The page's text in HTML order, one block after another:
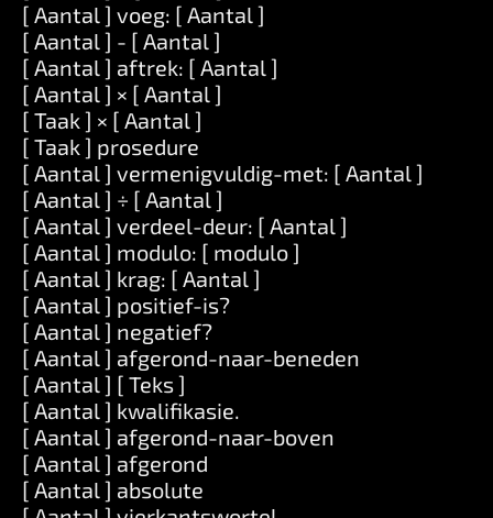
[ Aantal ] voeg: [ Aantal ]
[ Aantal ] - [ Aantal ]
[ Aantal ] aftrek: [ Aantal ]
[ Aantal ] × [ Aantal ]
[ Taak ] × [ Aantal ]
[ Taak ] prosedure
[ Aantal ] vermenigvuldig-met: [ Aantal ]
[ Aantal ] ÷ [ Aantal ]
[ Aantal ] verdeel-deur: [ Aantal ]
[ Aantal ] modulo: [ modulo ]
[ Aantal ] krag: [ Aantal ]
[ Aantal ] positief-is?
[ Aantal ] negatief?
[ Aantal ] afgerond-naar-beneden
[ Aantal ] [ Teks ]
[ Aantal ] kwalifikasie.
[ Aantal ] afgerond-naar-boven
[ Aantal ] afgerond
[ Aantal ] absolute